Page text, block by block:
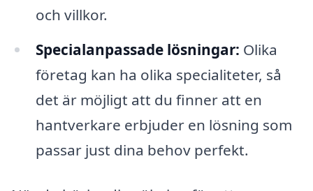
och villkor.
Specialanpassade lösningar: Olika
företag kan ha olika specialiteter, så
det är möjligt att du finner att en
hantverkare erbjuder en lösning som
passar just dina behov perfekt.